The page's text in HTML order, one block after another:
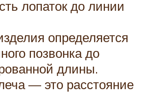
лопаток до линии
определяется
позвонка до
длины.
— это расстояние